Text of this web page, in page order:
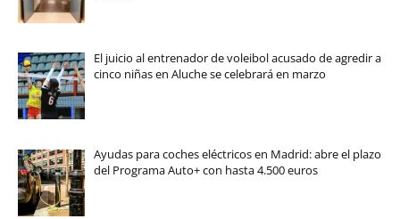
El juicio al entrenador de voleibol acusado de agredir a
cinco niñas en Aluche se celebrará en marzo
Ayudas para coches eléctricos en Madrid: abre el plazo
del Programa Auto+ con hasta 4.500 euros